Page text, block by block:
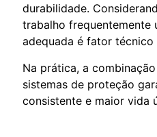
durabilidade.
trabalho frequentemente
adequada é fator técnico
Na prática, a
sistemas de proteção
consistente e maior vida